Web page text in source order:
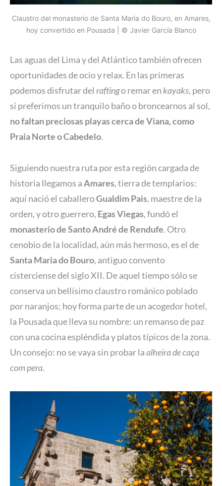
Claustro del monasterio de Santa Maria do Bouro, en Amares,
hoy convertido en Pousada | © Javier García Blanco
Las aguas del Lima y del Atlántico también ofrecen
oportunidades de ocio y relax. En las primeras
podemos disfrutar del raftingo remar en kayaks, pero
si preferimos un tranquilo baño o broncearnos al sol,
no faltan preciosas playas cerca de Viana, como
Praia Norte o Cabedelo.
Siguiendo nuestra ruta por esta región cargada de
historia llegamos aAmares, tierra de templarios:
aquí nació el caballeroGualdim Pais, maestre de la
orden, y otro guerrero, Egas Viegas, fundó el
monasterio de Santo André de Rendufe. Otro
cenobio de la localidad, aún más hermoso, es el de
Santa Maria do Bouro, antiguo convento
cisterciense del siglo XII. De aquel tiempo sólo se
conserva un bellísimo claustro románico poblado
por naranjos; hoy forma parte de un acogedor hotel,
la Pousada que lleva su nombre: un remanso de paz
con una cocina espléndida y platos típicos de la zona.
Un consejo: no se vaya sin probar laalheira de caça
com pera.